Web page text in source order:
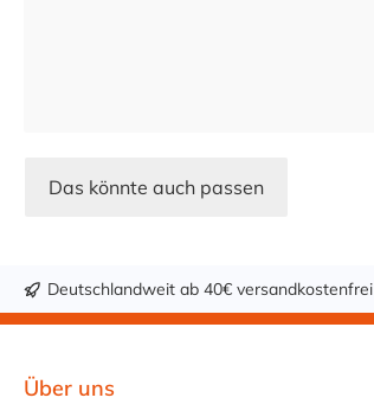
Das könnte auch passen
Deutschlandweit ab 40€ versandkostenfrei
Über uns